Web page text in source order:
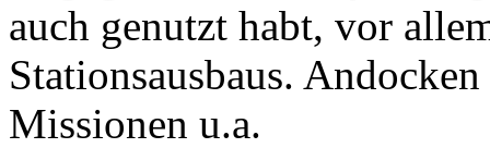
auch genutzt habt, vor
Stationsausbaus.
Missionen u.a.